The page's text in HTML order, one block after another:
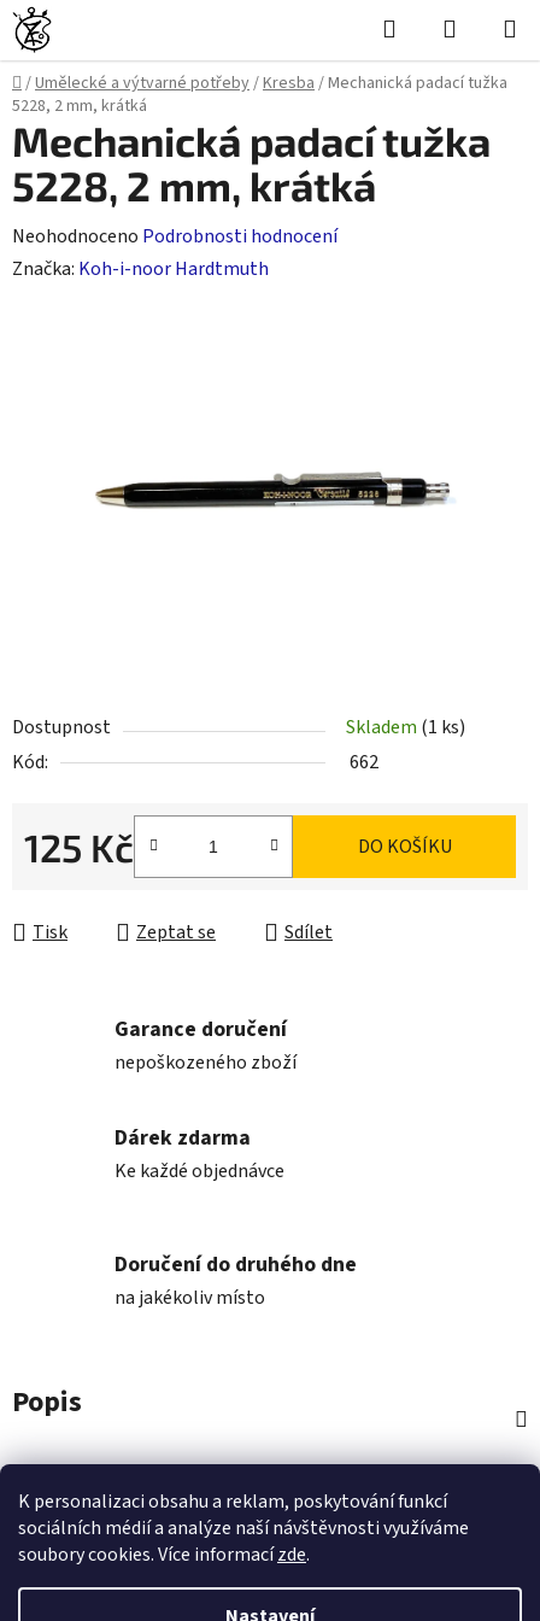
K personalizaci obsahu a reklam, poskytování funkcí
sociálních médií a analýze naší návštěvnosti využíváme
soubory cookies. Více informacízde.
Přejít
na
obsah
Hledat
KOŠÍK
Domů
/Umělecké a výtvarné potřeby/Kresba/Mechanická padací tužka
5228, 2 mm, krátká
Dostupnost Skladem (1 ks)
Kód:
662
125 Kč DO KOŠÍKU
Tisk Zeptat se Sdílet
Mechanická padací tužka
5228, 2 mm, krátká
Průměrné
hodnocení
Neohodnoceno Podrobnosti hodnocení
Značka: Koh-i-noor Hardtmuth
Garance doručení
nepoškozeného zboží
Dárek zdarma
Ke každé objednávce
Doručení do druhého dne
na jakékoliv místo
Popis
Diskuze